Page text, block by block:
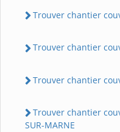
Trouver chantier
Trouver chantier
Trouver chantier
Trouver chantier
SUR-MARNE